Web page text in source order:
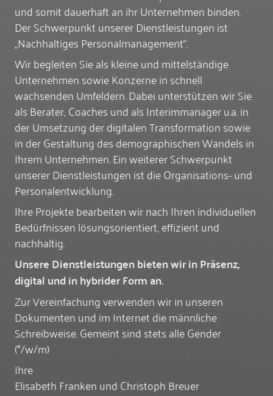
und somit dauerhaft an ihr Unternehmen binden.
Der Schwerpunkt unserer Dienstleistungen ist
„Nachhaltiges Personalmanagement“.
Wir begleiten Sie als kleine und mittelständige
Unternehmen sowie Konzerne in schnell
wachsenden Umfeldern. Dabei unterstützen wir Sie
als Berater, Coaches und als Interimmanager u.a. in
der Umsetzung der digitalen Transformation sowie
in der Gestaltung des demographischen Wandels in
Ihrem Unternehmen. Ein weiterer Schwerpunkt
unserer Dienstleistungen ist die Organisations- und
Personalentwicklung.
Ihre Projekte bearbeiten wir nach Ihren individuellen
Bedürfnissen lösungsorientiert, effizient und
nachhaltig.
Unsere Dienstleistungen bieten wir in Präsenz,
digital und in hybrider Form an.
Zur Vereinfachung verwenden wir in unseren
Dokumenten und im Internet die männliche
Schreibweise. Gemeint sind stets alle Gender
(*/w/m)
Ihre
Elisabeth Franken und Christoph Breuer